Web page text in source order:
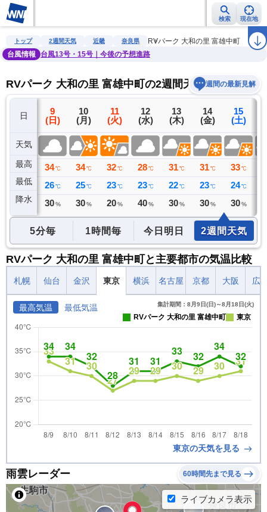
検索 現在地
雨雲レーダー 台風情報 地震情報 警報・注意報 2週間天気 ラ
トップ 2週間天気 近畿 奈良県
RVパーク 大和の里 富雄中町
台風情報
台風13号・15号｜今後の予想進路
RVパーク 大和の里 富雄中町の2週間天気予報週間の最新見解
日
天気
最高
最低
降水
8
(土)
36 ℃
25 ℃
0 ミリ
9
(日)
34 ℃
26 ℃
30 %
10
(月)
34 ℃
25 ℃
30 %
11
(火)
32 ℃
23 ℃
20 %
12
(水)
28 ℃
23 ℃
40 %
13
(木)
31 ℃
22 ℃
30 %
14
(金)
31 ℃
23 ℃
30 %
15
(土)
33 ℃
24 ℃
30 %
5分毎 1時間毎 今日明日 2週間天気
RVパーク 大和の里 富雄中町と主要都市の気温比較
札幌 仙台 金沢 東京 横浜 名古屋 京都 大阪 広
最高気温 最低気温 集計期間：8月9日(日)～8月18日(火)
RVパーク 大和の里 富雄中町 東京
東京の天気を見る
雨雲レーダー 60時間先まで見る